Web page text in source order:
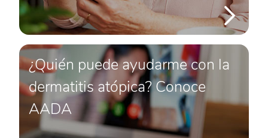
¿Quién puede ayudarme con la
dermatitis atópica? Conoce
AADA